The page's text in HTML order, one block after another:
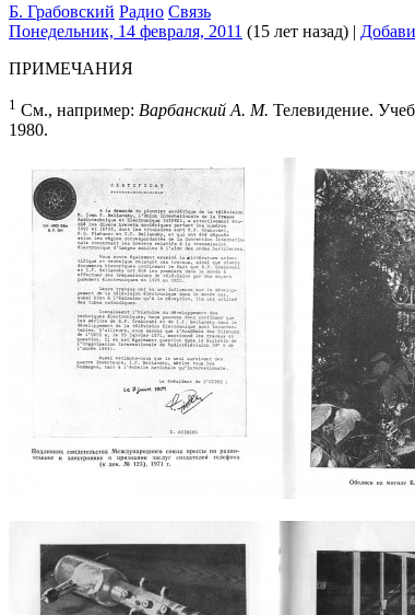
Б. Грабовский Радио Связь
Понедельник, 14 февраля, 2011 (15 лет назад) |
ПРИМЕЧАНИЯ
1 См., например: Варбанский А. М. Телевидение.
1980.